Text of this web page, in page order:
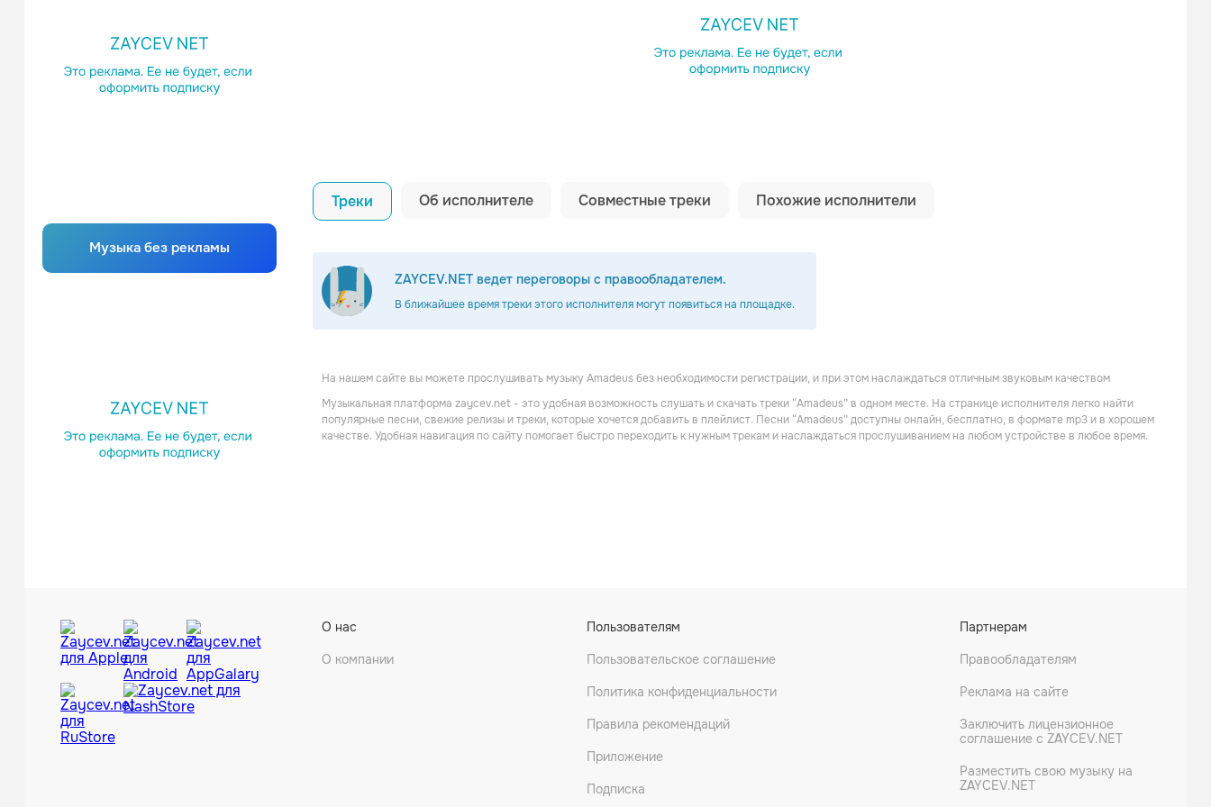
Музыка без рекламы
Копировать ссылку
Треки Об исполнителе Совместные треки Похожие исполнители
ZAYCEV.NET ведет переговоры с правообладателем.
В ближайшее время треки этого исполнителя могут появиться на площадке.
Infamia Leyenda Adgar
Метал
Ampyx Sk-Hall
На нашем сайте вы можете прослушивать музыку Amadeus без необходимости регистрации, и при этом наслаждаться отличным звуковым качеством
Музыкальная платформа zaycev.net - это удобная возможность слушать и скачать треки “Amadeus” в одном месте. На странице исполнителя легко найти
популярные песни, свежие релизы и треки, которые хочется добавить в плейлист. Песни “Amadeus” доступны онлайн, бесплатно, в формате mp3 и в хорошем
качестве. Удобная навигация по сайту помогает быстро переходить к нужным трекам и наслаждаться прослушиванием на любом устройстве в любое время.
О нас
О компании
Пользователям
Пользовательское соглашение
Политика конфиденциальности
Правила рекомендаций
Приложение
Подписка
Партнерам
Правообладателям
Реклама на сайте
Заключить лицензионное
соглашение с ZAYCEV.NET
Разместить свою музыку на
ZAYCEV.NET